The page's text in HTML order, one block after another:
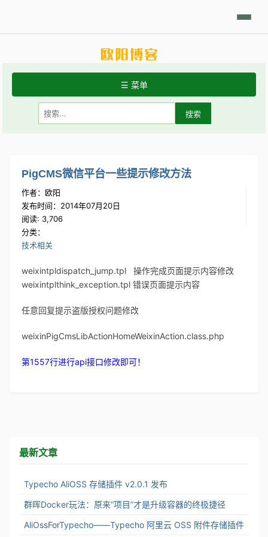
日积月累Linux摘要技术相关学习笔记代码开发分享发现
☰ 菜单
常用Linux命令
PigCMS微信平台一些提示修改方法
作者：欧阳
发布时间：2014年07月20日
阅读: 3,706
分类：
技术相关
weixintpldispatch_jump.tpl 操作完成页面提示内容修改
weixintplthink_exception.tpl 错误页面提示内容
任意回复提示盗版授权问题修改
weixinPigCmsLibActionHomeWeixinAction.class.php
第1557行进行api接口修改即可！
最新文章
Typecho AliOSS 存储插件 v2.0.1 发布
群晖Docker玩法：原来“项目”才是升级容器的终极捷径
AliOssForTypecho——Typecho 阿里云 OSS 附件存储插件